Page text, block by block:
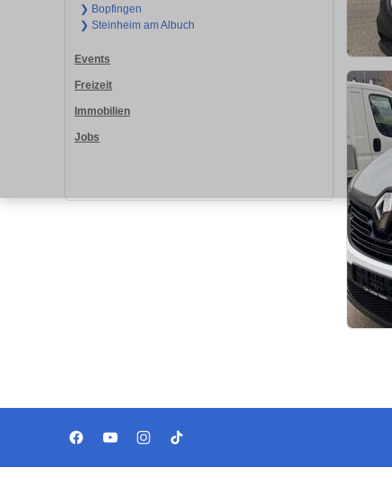
❯ Bopfingen
❯ Steinheim am Albuch
Events
Freizeit
Immobilien
Jobs